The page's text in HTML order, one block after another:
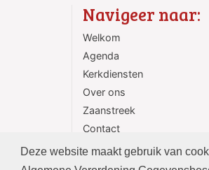
Deze website maakt gebruik van
Navigeer naar:
Welkom
Agenda
Kerkdiensten
Over ons
Zaanstreek
Contact
ANBI